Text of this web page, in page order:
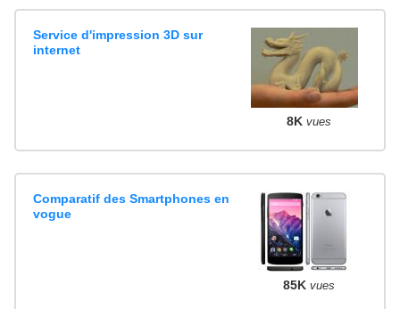
Service d'impression 3D sur
internet
8K vues
Comparatif des Smartphones en
vogue
85K vues